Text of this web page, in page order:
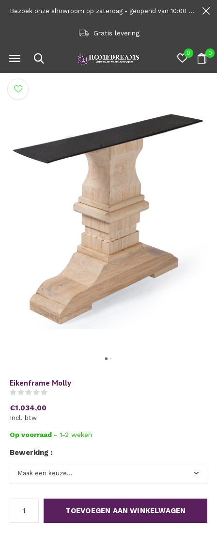
0 0
Gratis levering
Bezoek onze showroom op zaterdag - geopend van 10:00 tot 1600
Eikenframe Molly
€1.034,00
Incl. btw
Op voorraad - 1-2 weken
Bewerking :
TOEVOEGEN AAN WINKELWAGEN